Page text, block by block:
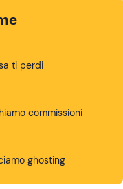
ti perdi
commissioni
ghosting